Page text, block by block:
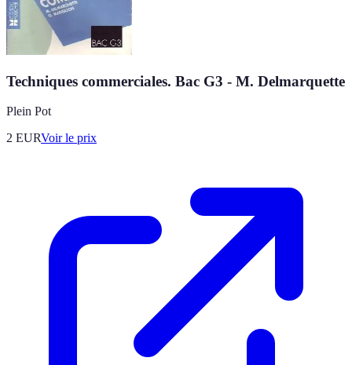
Techniques commerciales. Bac G3 - M. Delmarquette
Plein Pot
2 EURVoir le prix